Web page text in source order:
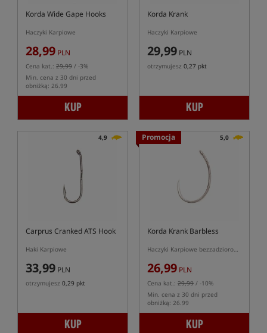
Korda Wide Gape Hooks
Haczyki Karpiowe
28,99 PLN
Cena kat.: 29,99 / -3%
Min. cena z 30 dni przed
obniżką: 26.99
KUP
Korda Krank
Haczyki Karpiowe
29,99 PLN
otrzymujesz 0,27 pkt
KUP
4,9
Carprus Cranked ATS Hook
Haki Karpiowe
33,99 PLN
otrzymujesz 0,29 pkt
KUP
Promocja 5,0
Korda Krank Barbless
Haczyki Karpiowe bezzadziorowe
26,99 PLN
Cena kat.: 29,99 / -10%
Min. cena z 30 dni przed
obniżką: 26.99
KUP